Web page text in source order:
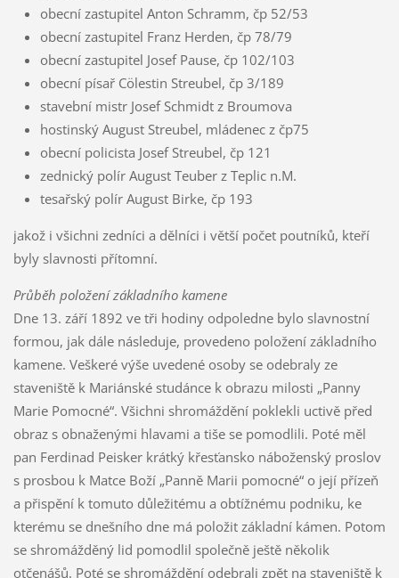
obecní zastupitel Anton Schramm, čp 52/53
obecní zastupitel Franz Herden, čp 78/79
obecní zastupitel Josef Pause, čp 102/103
obecní písař Cölestin Streubel, čp 3/189
stavební mistr Josef Schmidt z Broumova
hostinský August Streubel, mládenec z čp75
obecní policista Josef Streubel, čp 121
zednický polír August Teuber z Teplic n.M.
tesařský polír August Birke, čp 193
jakož i všichni zedníci a dělníci i větší počet poutníků, kteří
byly slavnosti přítomní.
Průběh položení základního kamene
Dne 13. září 1892 ve tři hodiny odpoledne bylo slavnostní
formou, jak dále následuje, provedeno položení základního
kamene. Veškeré výše uvedené osoby se odebraly ze
staveniště k Mariánské studánce k obrazu milosti „Panny
Marie Pomocné“. Všichni shromáždění poklekli uctivě před
obraz s obnaženými hlavami a tiše se pomodlili. Poté měl
pan Ferdinad Peisker krátký křesťansko náboženský proslov
s prosbou k Matce Boží „Panně Marii pomocné“ o její přízeň
a přispění k tomuto důležitému a obtížnému podniku, ke
kterému se dnešního dne má položit základní kámen. Potom
se shromážděný lid pomodlil společně ještě několik
otčenášů. Poté se shromáždění odebrali zpět na staveniště k